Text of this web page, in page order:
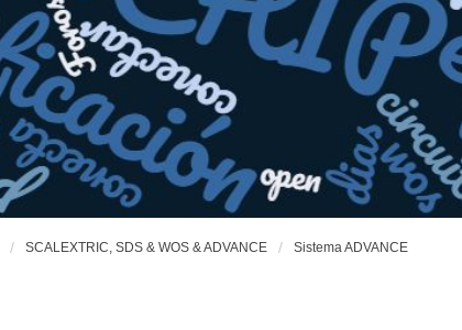
SCALEXTRIC, SDS & WOS & ADVANCE Sistema ADVANCE